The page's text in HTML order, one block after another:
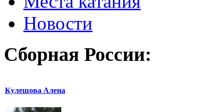
Новости
Сборная России:
Кулешова Алена